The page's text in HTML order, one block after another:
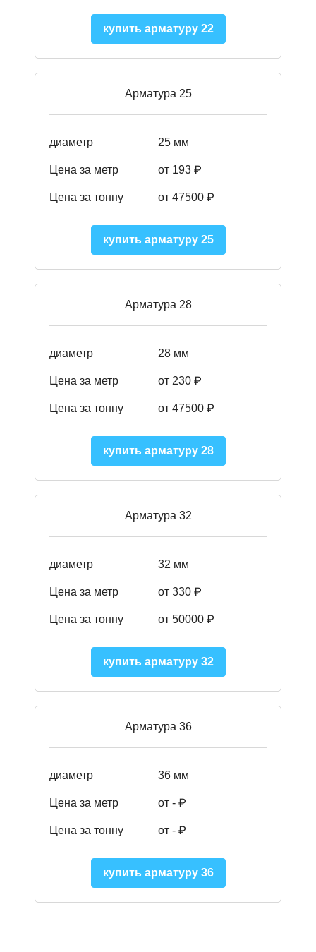
купить арматуру 22
Арматура 25
диаметр 25 мм
Цена за метр от 193 ₽
Цена за тонну от 47500 ₽
купить арматуру 25
Арматура 28
диаметр 28 мм
Цена за метр от 230 ₽
Цена за тонну от 47500 ₽
купить арматуру 28
Арматура 32
диаметр 32 мм
Цена за метр от 330 ₽
Цена за тонну от 50000 ₽
купить арматуру 32
Арматура 36
диаметр 36 мм
Цена за метр от - ₽
Цена за тонну от - ₽
купить арматуру 36